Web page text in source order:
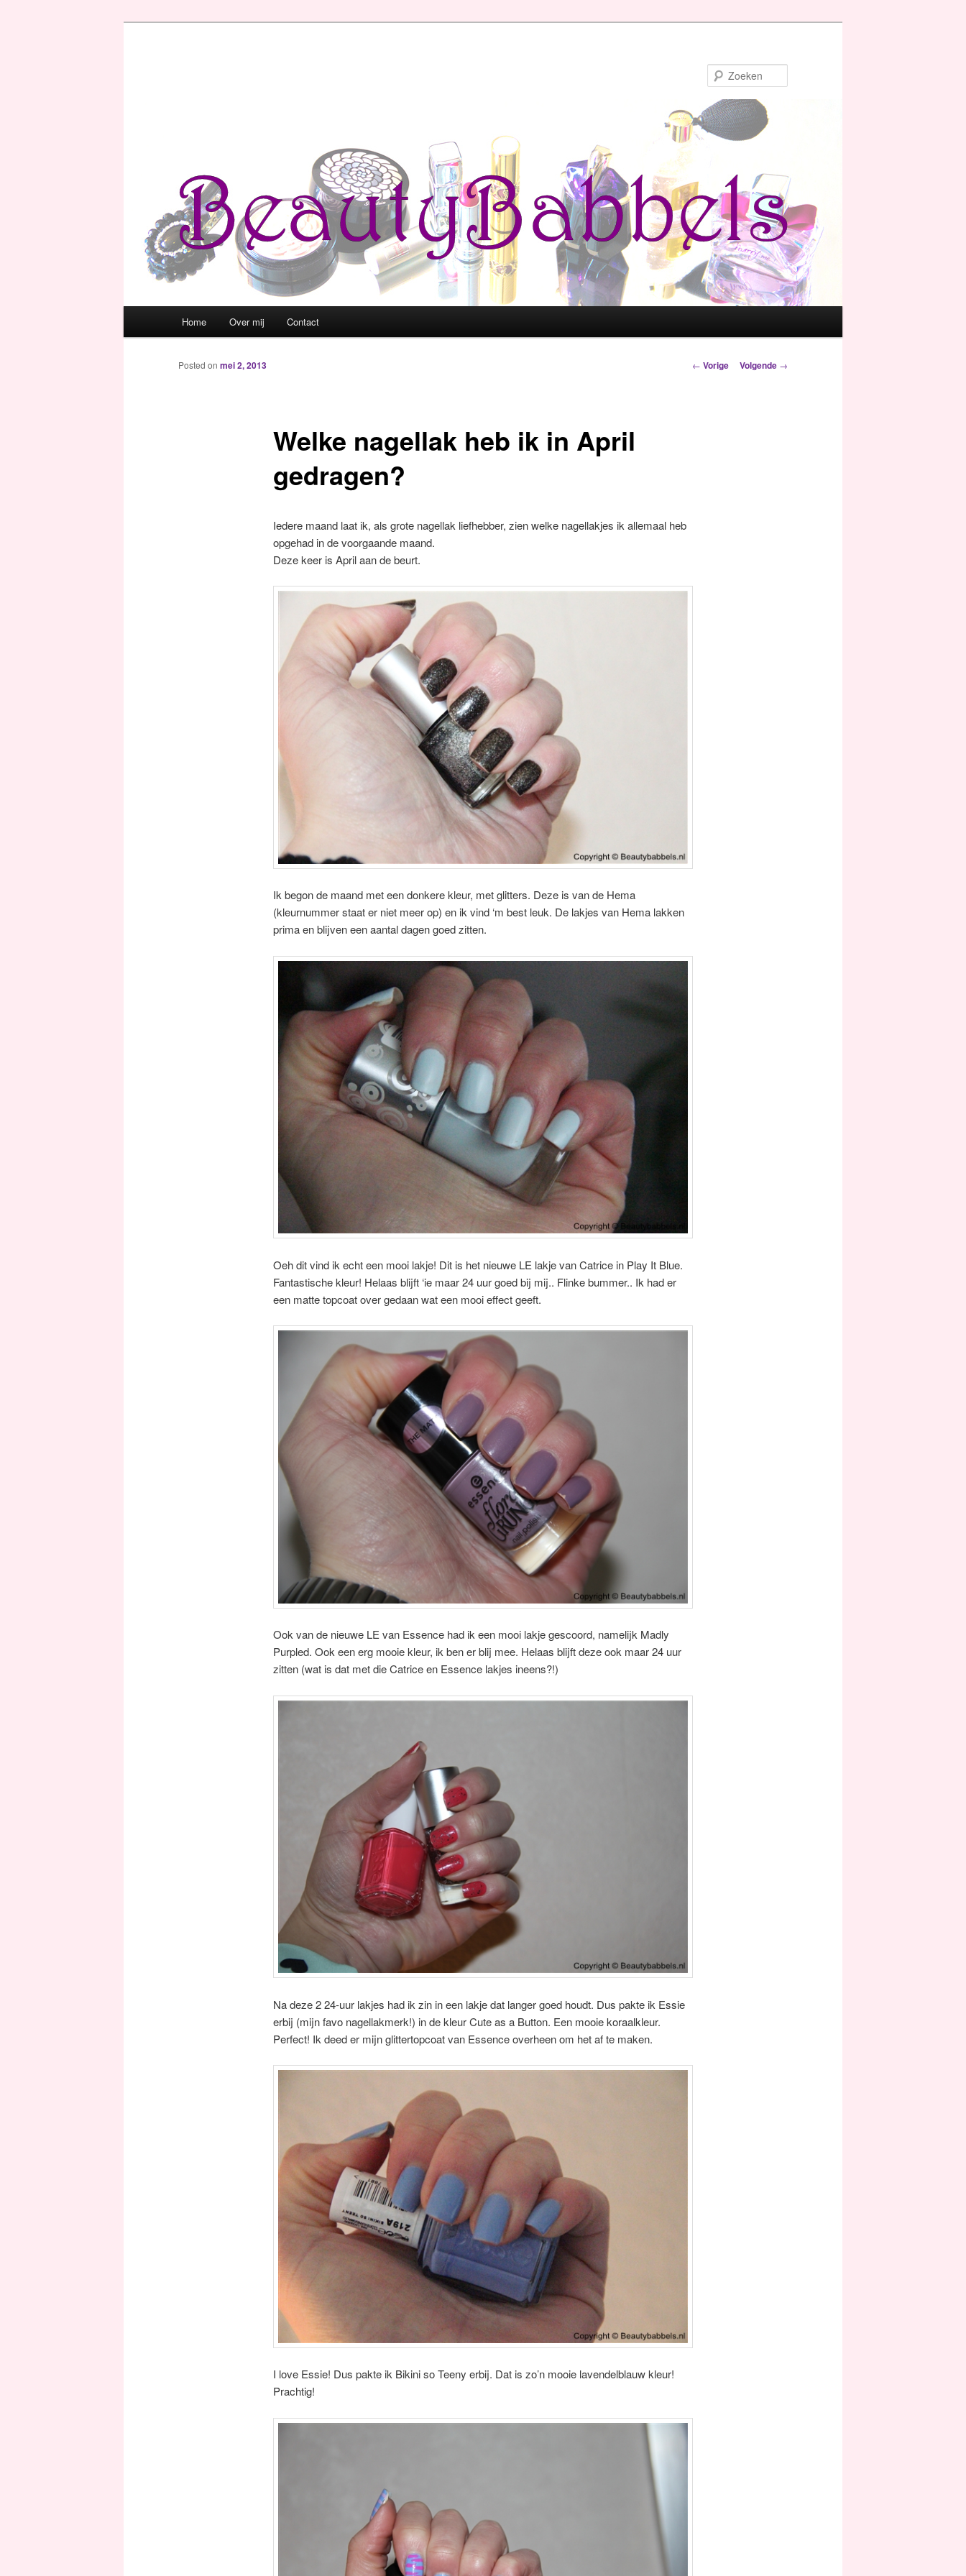
Spring naar de primaire inhoud
Spring naar de secundaire inhoud
Home Over mij Contact
Berichtnavigatie
← Vorige Volgende →
Welke nagellak heb ik in April
gedragen?
Posted on mei 2, 2013
Iedere maand laat ik, als grote nagellak liefhebber, zien welke nagellakjes ik allemaal heb
opgehad in de voorgaande maand.
Deze keer is April aan de beurt.
Ik begon de maand met een donkere kleur, met glitters. Deze is van de Hema
(kleurnummer staat er niet meer op) en ik vind ‘m best leuk. De lakjes van Hema lakken
prima en blijven een aantal dagen goed zitten.
Oeh dit vind ik echt een mooi lakje! Dit is het nieuwe LE lakje van Catrice in Play It Blue.
Fantastische kleur! Helaas blijft ‘ie maar 24 uur goed bij mij.. Flinke bummer.. Ik had er
een matte topcoat over gedaan wat een mooi effect geeft.
Ook van de nieuwe LE van Essence had ik een mooi lakje gescoord, namelijk Madly
Purpled. Ook een erg mooie kleur, ik ben er blij mee. Helaas blijft deze ook maar 24 uur
zitten (wat is dat met die Catrice en Essence lakjes ineens?!)
Na deze 2 24-uur lakjes had ik zin in een lakje dat langer goed houdt. Dus pakte ik Essie
erbij (mijn favo nagellakmerk!) in de kleur Cute as a Button. Een mooie koraalkleur.
Perfect! Ik deed er mijn glittertopcoat van Essence overheen om het af te maken.
I love Essie! Dus pakte ik Bikini so Teeny erbij. Dat is zo’n mooie lavendelblauw kleur!
Prachtig!